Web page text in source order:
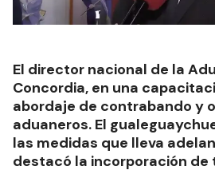
El director nacional de la
Concordia, en una
abordaje de contrabando y
aduaneros. El
las medidas que lleva
destacó la incorporación de